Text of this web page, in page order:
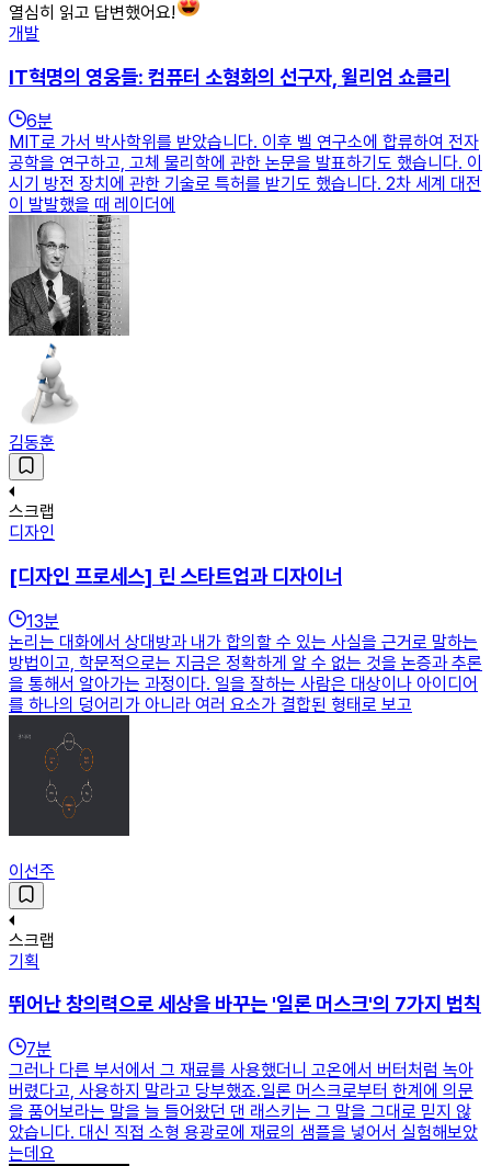
열심히 읽고 답변했어요!
개발
IT혁명의 영웅들: 컴퓨터 소형화의 선구자, 윌리엄 쇼클리
6분
MIT로 가서 박사학위를 받았습니다. 이후 벨 연구소에 합류하여 전자
공학을 연구하고, 고체 물리학에 관한 논문을 발표하기도 했습니다. 이
시기 방전 장치에 관한 기술로 특허를 받기도 했습니다. 2차 세계 대전
이 발발했을 때 레이더에
김동훈
스크랩
디자인
[디자인 프로세스] 린 스타트업과 디자이너
13분
논리는 대화에서 상대방과 내가 합의할 수 있는 사실을 근거로 말하는
방법이고, 학문적으로는 지금은 정확하게 알 수 없는 것을 논증과 추론
을 통해서 알아가는 과정이다. 일을 잘하는 사람은 대상이나 아이디어
를 하나의 덩어리가 아니라 여러 요소가 결합된 형태로 보고
이선주
스크랩
기획
뛰어난 창의력으로 세상을 바꾸는 '일론 머스크'의 7가지 법칙
7분
그러나 다른 부서에서 그 재료를 사용했더니 고온에서 버터처럼 녹아
버렸다고, 사용하지 말라고 당부했죠.일론 머스크로부터 한계에 의문
을 품어보라는 말을 늘 들어왔던 댄 래스키는 그 말을 그대로 믿지 않
았습니다. 대신 직접 소형 용광로에 재료의 샘플을 넣어서 실험해보았
는데요